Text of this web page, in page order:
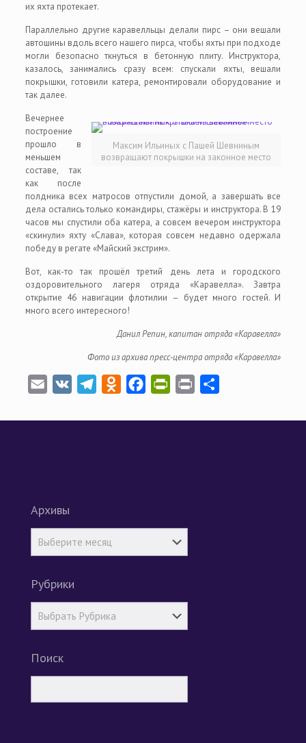
их яхта протекает.
Параллельно другие каравелльцы делали пирс – они вешали
автошины вдоль всего нашего пирса, чтобы яхты при подходе
могли безопасно ткнуться в бетонную плиту. Инструктора,
казалось, занимались сразу всем: спускали яхты, вешали
покрышки, готовили катера, ремонтировали оборудование и
так далее.
Максим Ильиных с Пашей Шевниным
возвращают покрышки на законное место
Вечернее
построение
прошло в
меньшем
составе, так
как после
полдника всех матросов отпустили домой, а завершать все
дела остались только командиры, стажёры и инструктора. В 19
часов мы спустили оба катера, а совсем вечером инструктора
«скинули» яхту «Слава», которая совсем недавно одержала
победу в регате «Майский экстрим».
Вот, как-то так прошёл третий день лета и городского
оздоровительного лагеря отряда «Каравелла». Завтра
открытие 46 навигации флотилии – будет много гостей. И
много всего интересного!
Данил Репин, капитан отряда «Каравелла»
Фото из архива пресс-центраотряда «Каравелла»
Email VK TelegramOdnoklassniki
FacebookPrintFriendly
Print
Архивы
Рубрики
Поиск